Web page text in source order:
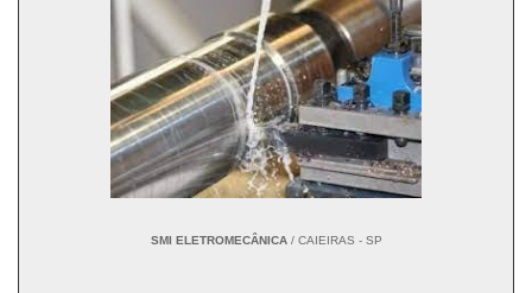
SMI ELETROMECÂNICA/ CAIEIRAS - SP